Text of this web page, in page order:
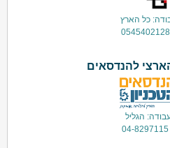
כל הארץ
להנדסאים
הגליל